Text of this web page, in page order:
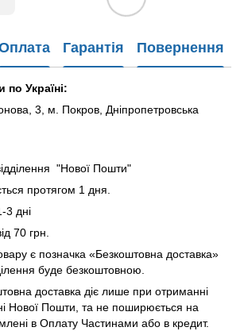
Гарантія Повернення
Україні:
3, м. Покров, Дніпропетровська
"Нової Пошти"
протягом 1 дня.
3 дні
70 грн.
є позначка «Безкоштовна доставка»
буде безкоштовною.
доставка діє лише при отриманні
Нової Пошти, та не поширюється на
в Оплату Частинами або в кредит.